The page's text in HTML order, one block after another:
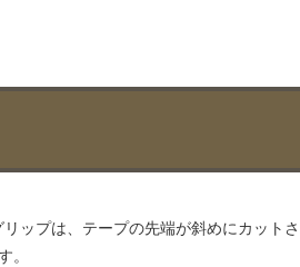
ップは、テープの先端が斜めにカット
。